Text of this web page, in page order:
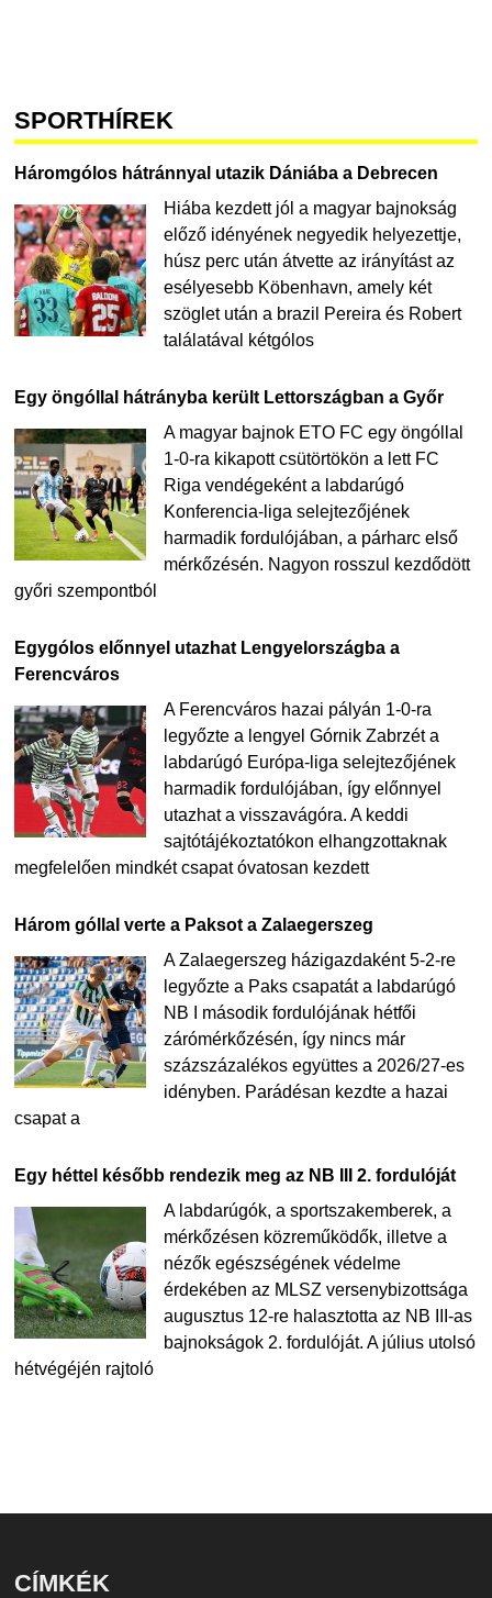
SPORTHÍREK
Háromgólos hátránnyal utazik Dániába a Debrecen
Hiába kezdett jól a magyar bajnokság
előző idényének negyedik helyezettje,
húsz perc után átvette az irányítást az
esélyesebb Köbenhavn, amely két
szöglet után a brazil Pereira és Robert
találatával kétgólos
Egy öngóllal hátrányba került Lettországban a Győr
A magyar bajnok ETO FC egy öngóllal
1-0-ra kikapott csütörtökön a lett FC
Riga vendégeként a labdarúgó
Konferencia-liga selejtezőjének
harmadik fordulójában, a párharc első
mérkőzésén. Nagyon rosszul kezdődött
győri szempontból
Egygólos előnnyel utazhat Lengyelországba a
Ferencváros
A Ferencváros hazai pályán 1-0-ra
legyőzte a lengyel Górnik Zabrzét a
labdarúgó Európa-liga selejtezőjének
harmadik fordulójában, így előnnyel
utazhat a visszavágóra. A keddi
sajtótájékoztatókon elhangzottaknak
megfelelően mindkét csapat óvatosan kezdett
Három góllal verte a Paksot a Zalaegerszeg
A Zalaegerszeg házigazdaként 5-2-re
legyőzte a Paks csapatát a labdarúgó
NB I második fordulójának hétfői
zárómérkőzésén, így nincs már
százszázalékos együttes a 2026/27-es
idényben. Parádésan kezdte a hazai
csapat a
Egy héttel később rendezik meg az NB III 2. fordulóját
A labdarúgók, a sportszakemberek, a
mérkőzésen közreműködők, illetve a
nézők egészségének védelme
érdekében az MLSZ versenybizottsága
augusztus 12-re halasztotta az NB III-as
bajnokságok 2. fordulóját. A július utolsó
hétvégéjén rajtoló
CÍMKÉK